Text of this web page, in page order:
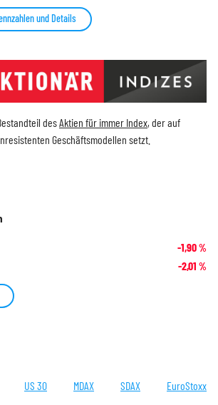
und Details
desAktien für immer Index, der auf
Geschäftsmodellen setzt.
-1,90%
-2,01 %
US 30 MDAX SDAX EuroStoxx